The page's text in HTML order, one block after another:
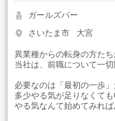
ガールズバー
さいたま市
大宮
異業種からの転身の方た
当社は、前職について一切
必要なのは「最初の一歩」
多少やる気が足りなくても
やる気なんて始めてみれ